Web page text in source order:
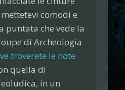
comodi e
puntata che vede la
diArcheologia
troverete le note
quella di
, in un